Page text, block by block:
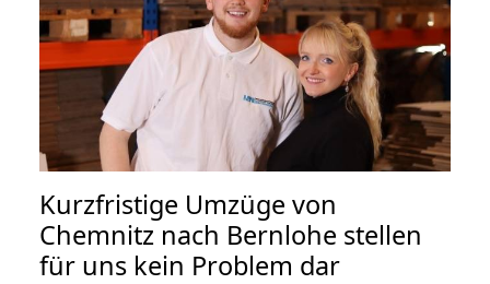
Kurzfristige Umzüge von
Chemnitz nach Bernlohe stellen
für uns kein Problem dar